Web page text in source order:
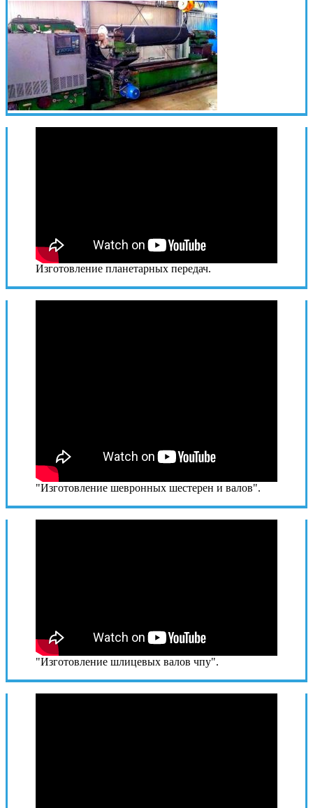
Изготовление планетарных передач.
"Изготовление шевронных шестерен и валов".
"Изготовление шлицевых валов чпу".